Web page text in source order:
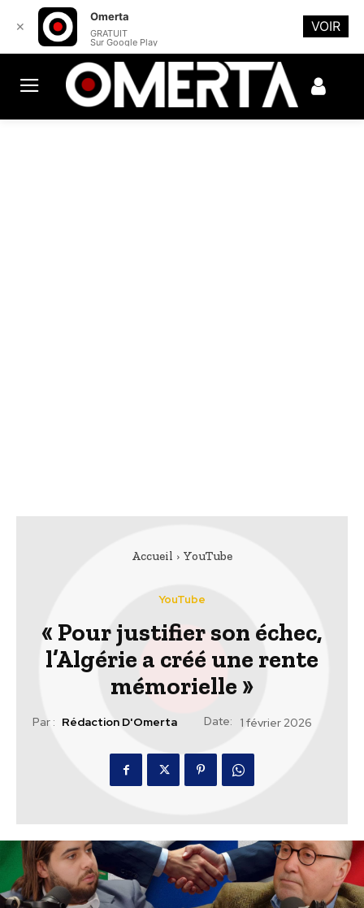
Accueil YouTube
YouTube
« Pour justifier son échec,
l’Algérie a créé une rente
mémorielle »
Par : Rédaction D'Omerta Date: 1 février 2026
✕
Omerta
GRATUIT
Sur Google Play
VOIR